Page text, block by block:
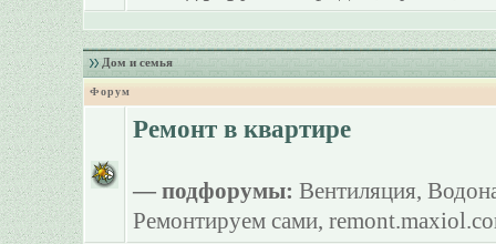
Дом и семья
Форум
Ремонт в квартире
— подфорумы: Вентиляция,
Ремонтируем сами,